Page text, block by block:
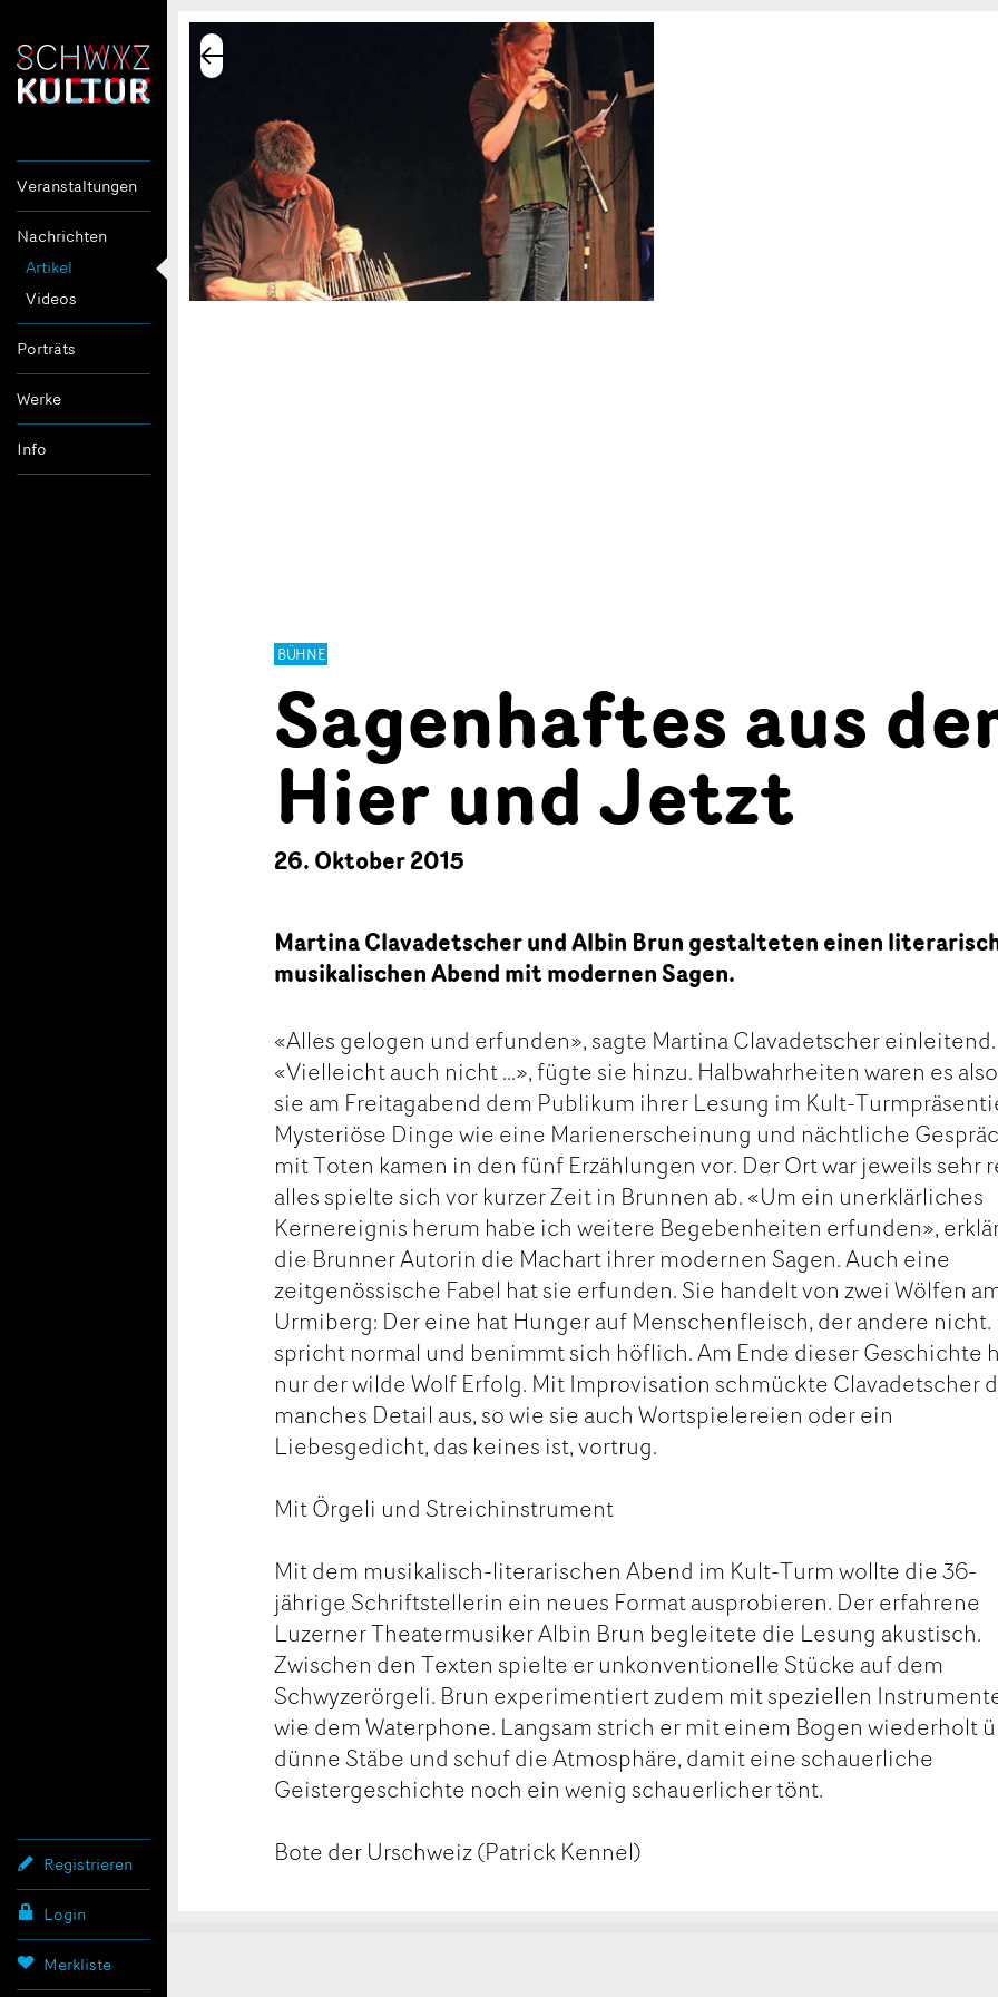
Veranstaltungen
Nachrichten
Artikel
Videos
Porträts
Werke
Info
Registrieren
Login
Merkliste
BÜHNE
Sagenhaftes aus
Hier und Jetzt
26. Oktober 2015
Martina Clavadetscher und Albin Brun gestalteten einen
musikalischen Abend mit modernen Sagen.
«Alles gelogen und erfunden», sagte Martina Clavadetscher einleitend.
«Vielleicht auch nicht ...», fügte sie hinzu. Halbwahrheiten waren es
sie am Freitagabend dem Publikum ihrer Lesung im Kult-
Mysteriöse Dinge wie eine Marienerscheinung und nächtliche
mit Toten kamen in den fünf Erzählungen vor. Der Ort war jeweils sehr
alles spielte sich vor kurzer Zeit in Brunnen ab. «Um ein unerklärliches
Kernereignis herum habe ich weitere Begebenheiten erfunden»,
die Brunner Autorin die Machart ihrer modernen Sagen. Auch eine
zeitgenössische Fabel hat sie erfunden. Sie handelt von zwei Wölfen
Urmiberg: Der eine hat Hunger auf Menschenfleisch, der andere nicht.
spricht normal und benimmt sich höflich. Am Ende dieser Geschichte
nur der wilde Wolf Erfolg. Mit Improvisation schmückte Clavadetscher
manches Detail aus, so wie sie auch Wortspielereien oder ein
Liebesgedicht, das keines ist, vortrug.
Mit Örgeli und Streichinstrument
Mit dem musikalisch-literarischen Abend im Kult-Turm wollte die 36-
jährige Schriftstellerin ein neues Format ausprobieren. Der erfahrene
Luzerner Theatermusiker Albin Brun begleitete die Lesung akustisch.
Zwischen den Texten spielte er unkonventionelle Stücke auf dem
Schwyzerörgeli. Brun experimentiert zudem mit speziellen
wie dem Waterphone. Langsam strich er mit einem Bogen wiederholt
dünne Stäbe und schuf die Atmosphäre, damit eine schauerliche
Geistergeschichte noch ein wenig schauerlicher tönt.
Bote der Urschweiz (Patrick Kennel)